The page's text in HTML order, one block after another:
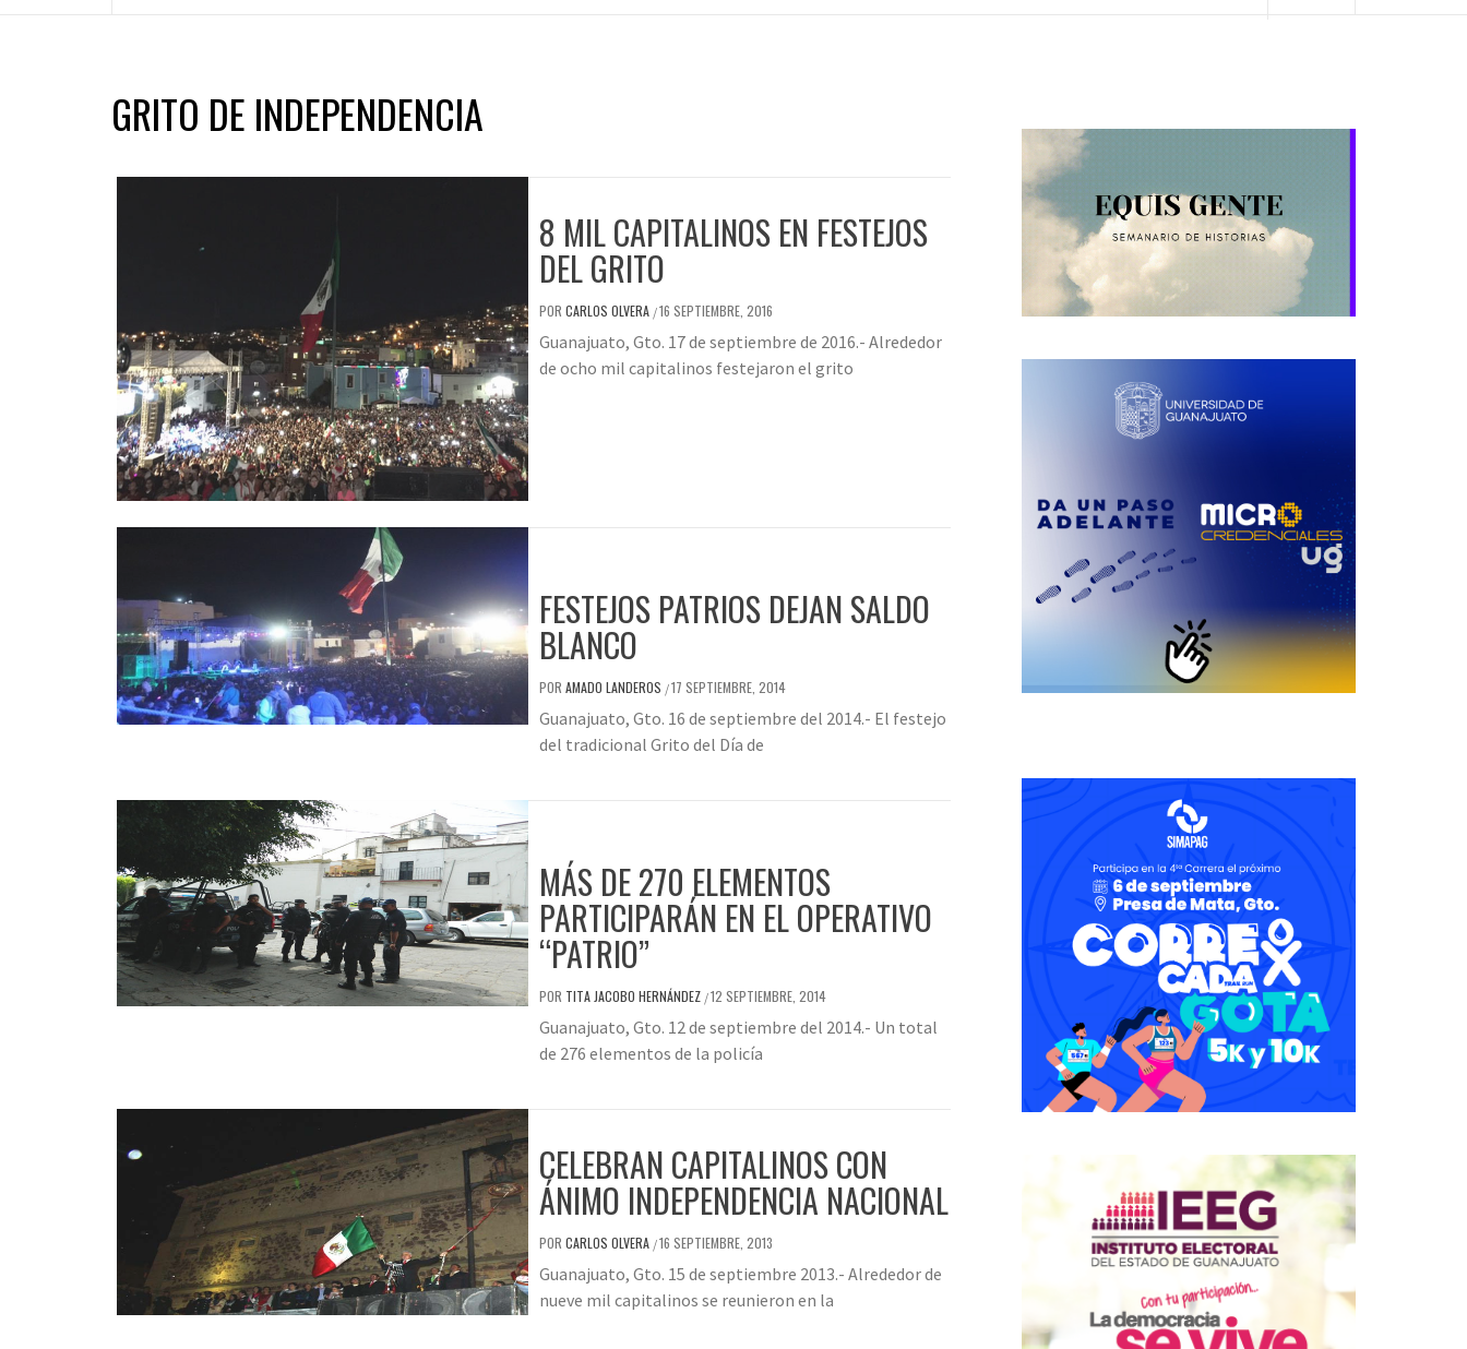
GRITO DE INDEPENDENCIA
8 MIL CAPITALINOS EN FESTEJOS
DEL GRITO
POR CARLOS OLVERA /16 SEPTIEMBRE, 2016
Guanajuato, Gto. 17 de septiembre de 2016.- Alrededor
de ocho mil capitalinos festejaron el grito
FESTEJOS PATRIOS DEJAN SALDO
BLANCO
POR AMADO LANDEROS /17 SEPTIEMBRE, 2014
Guanajuato, Gto. 16 de septiembre del 2014.- El festejo
del tradicional Grito del Día de
MÁS DE 270 ELEMENTOS
PARTICIPARÁN EN EL OPERATIVO
“PATRIO”
POR TITA JACOBO HERNÁNDEZ /12 SEPTIEMBRE, 2014
Guanajuato, Gto. 12 de septiembre del 2014.- Un total
de 276 elementos de la policía
CELEBRAN CAPITALINOS CON
ÁNIMO INDEPENDENCIA NACIONAL
POR CARLOS OLVERA /16 SEPTIEMBRE, 2013
Guanajuato, Gto. 15 de septiembre 2013.- Alrededor de
nueve mil capitalinos se reunieron en la